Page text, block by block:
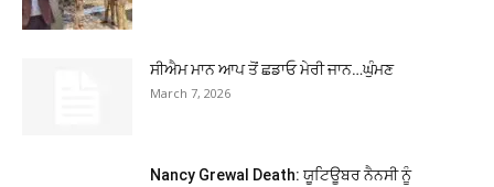
ਸੀਐਮ ਮਾਨ ਆਪ ਤੋਂ ਛਡਾਓ ਮੇਰੀ ਜਾਨ…ਘੁੰਮਣ
March 7, 2026
Nancy Grewal Death: ਯੂਟਿਊਬਰ ਨੈਨਸੀ ਨੂੰ